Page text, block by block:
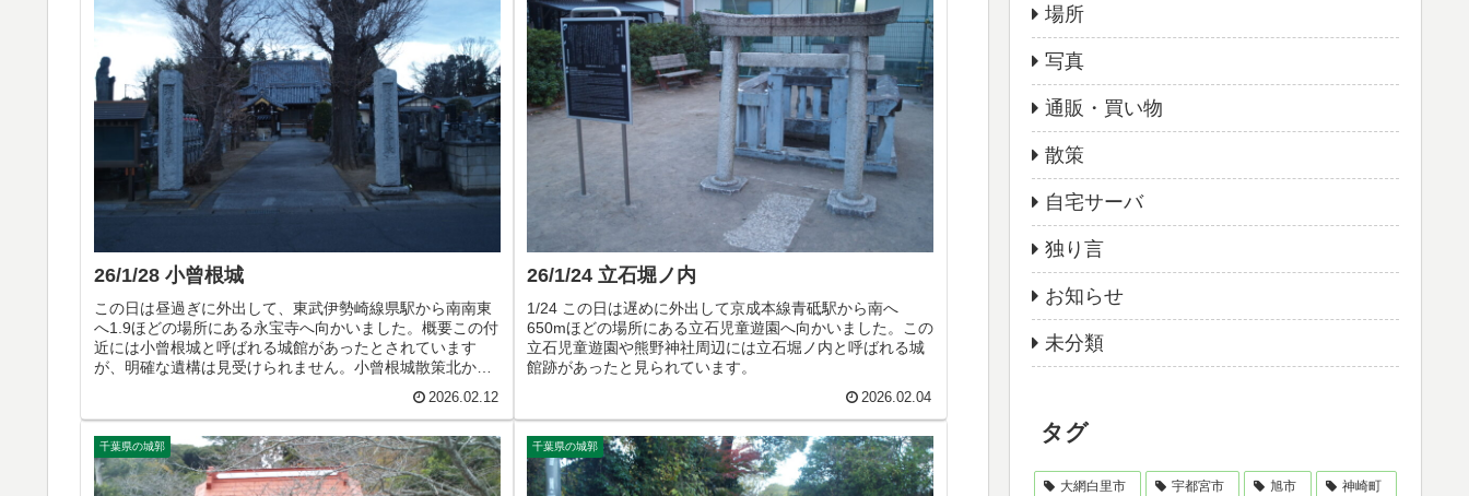
26/1/28 小曾根城
この日は昼過ぎに外出して、東武伊勢崎線県駅から南南東
へ1.9ほどの場所にある永宝寺へ向かいました。概要この付
近には小曾根城と呼ばれる城館があったとされています
が、明確な遺構は見受けられません。小曾根城散策北から
2026.02.12
26/1/24 立石堀ノ内
1/24 この日は遅めに外出して京成本線青砥駅から南へ
650mほどの場所にある立石児童遊園へ向かいました。この
立石児童遊園や熊野神社周辺には立石堀ノ内と呼ばれる城
館跡があったと見られています。
2026.02.04
千葉県の城郭 千葉県の城郭
場所
写真
通販・買い物
散策
自宅サーバ
独り言
お知らせ
未分類
タグ
大網白里市 宇都宮市 旭市 神崎町